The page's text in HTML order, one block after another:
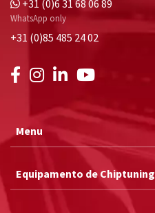
+31 (0)6 31 68 06 89
WhatsApp only
+31 (0)85 485 24 02
Menu
Equipamento de Chiptuning